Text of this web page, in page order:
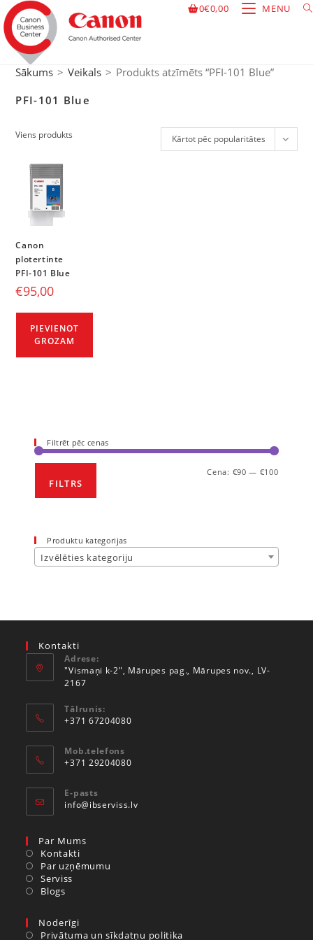
0€0,00 MENU
Sākums > Veikals > Produkts atzīmēts “PFI-101 Blue”
PFI-101 Blue
Viens produkts Kārtot pēc popularitātes
Canon
plotertinte
PFI-101 Blue
€95,00
PIEVIENOT
GROZAM
Filtrēt pēc cenas
FILTRS
Cena: €90 — €100
Produktu kategorijas
Izvēlēties kategoriju
Kontakti
Adrese:
"Vismaņi k-2", Mārupes pag., Mārupes nov., LV-
2167
Tālrunis:
+371 67204080
Mob.telefons
+371 29204080
E-pasts
info@ibserviss.lv
Par Mums
Kontakti
Par uzņēmumu
Serviss
Blogs
Noderīgi
Privātuma un sīkdatņu politika